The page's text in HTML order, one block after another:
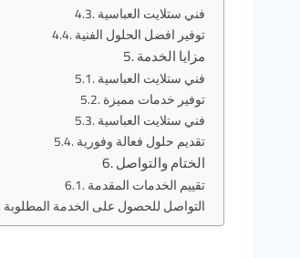
فني ستلايت العباسية
توفير افضل الحلول الفنية
مزايا الخدمة
فني ستلايت العباسية
توفير خدمات مميزة
فني ستلايت العباسية
تقديم حلول فعالة وفورية
الختام والتواصل
تقييم الخدمات المقدمة
التواصل للحصول على الخدمة المطلوبة